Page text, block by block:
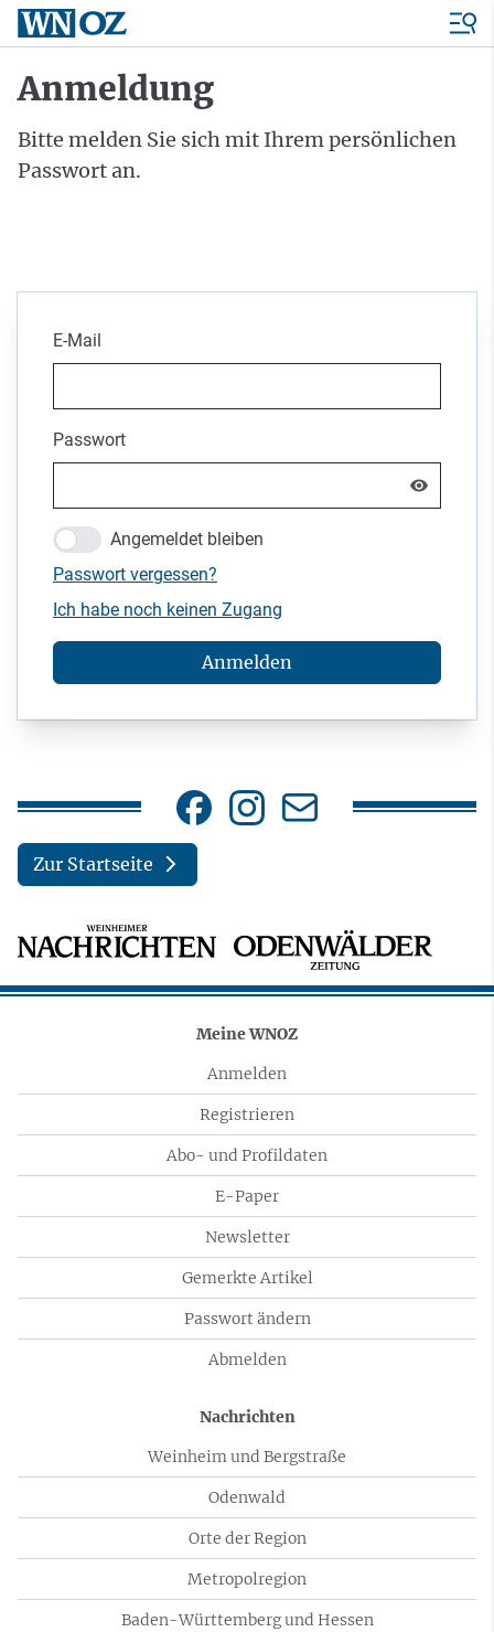
Anmeldung
Bitte melden Sie sich mit Ihrem persönlichen
Passwort an.
E-Mail
Passwort
Angemeldet bleiben
Passwort vergessen?
Ich habe noch keinen Zugang
Anmelden
Zur Startseite
Meine WNOZ
Anmelden
Registrieren
Abo- und Profildaten
E-Paper
Newsletter
Gemerkte Artikel
Passwort ändern
Abmelden
Nachrichten
Weinheim und Bergstraße
Odenwald
Orte der Region
Metropolregion
Baden-Württemberg und Hessen